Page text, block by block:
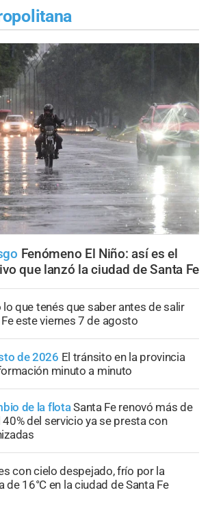
Fenómeno El Niño: así es el
que lanzó la ciudad de Santa Fe
lo que tenés que saber antes de salir
este viernes 7 de agosto
de 2026 El tránsito en la provincia
minuto a minuto
de la flotaSanta Fe renovó más de
del servicio ya se presta con
con cielo despejado, frío por la
de 16°C en la ciudad de Santa Fe